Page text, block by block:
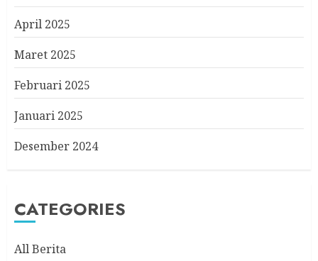
April 2025
Maret 2025
Februari 2025
Januari 2025
Desember 2024
CATEGORIES
All Berita